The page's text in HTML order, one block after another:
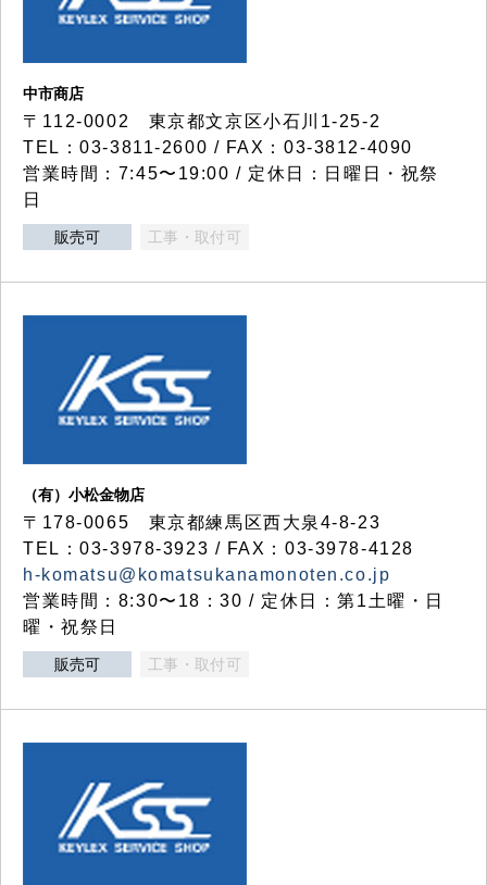
中市商店
〒112-0002 東京都文京区小石川1-25-2
TEL：03-3811-2600 / FAX：03-3812-4090
営業時間：7:45〜19:00 / 定休日：日曜日・祝祭
日
販売可 工事・取付可
（有）小松金物店
〒178-0065 東京都練馬区西大泉4-8-23
TEL：03-3978-3923 / FAX：03-3978-4128
h-komatsu@komatsukanamonoten.co.jp
営業時間：8:30〜18：30 / 定休日：第1土曜・日
曜・祝祭日
販売可 工事・取付可